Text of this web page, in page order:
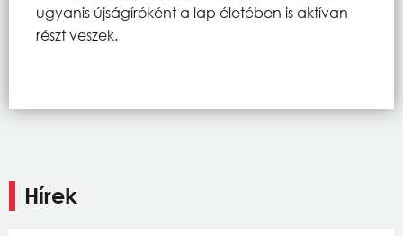
ugyanis újságíróként a lap életében is aktívan
részt veszek.
Hírek